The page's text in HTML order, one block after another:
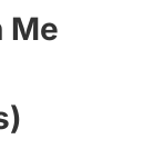
Me